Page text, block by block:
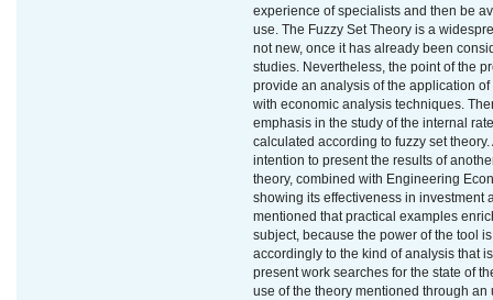
experience of specialists and then be
use. The Fuzzy Set Theory is a
not new, once it has already been
studies. Nevertheless, the point of the
provide an analysis of the application
with economic analysis techniques.
emphasis in the study of the internal
calculated according to fuzzy set
intention to present the results of
theory, combined with Engineering
showing its effectiveness in investment
mentioned that practical examples
subject, because the power of the tool
accordingly to the kind of analysis that
present work searches for the state of
use of the theory mentioned through an